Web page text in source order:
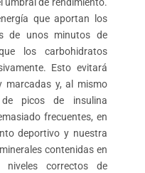
umbral de rendimiento.
que aportan los
de unos minutos de
los carbohidratos
Esto evitará
marcadas y, al mismo
picos de insulina
frecuentes, en
deportivo y nuestra
contenidas en
correctos de